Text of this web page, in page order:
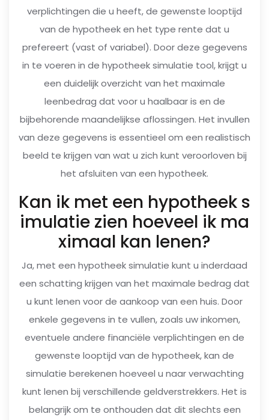
verplichtingen die u heeft, de gewenste looptijd
van de hypotheek en het type rente dat u
prefereert (vast of variabel). Door deze gegevens
in te voeren in de hypotheek simulatie tool, krijgt u
een duidelijk overzicht van het maximale
leenbedrag dat voor u haalbaar is en de
bijbehorende maandelijkse aflossingen. Het invullen
van deze gegevens is essentieel om een realistisch
beeld te krijgen van wat u zich kunt veroorloven bij
het afsluiten van een hypotheek.
Kan ik met een hypotheek s
imulatie zien hoeveel ik ma
ximaal kan lenen?
Ja, met een hypotheek simulatie kunt u inderdaad
een schatting krijgen van het maximale bedrag dat
u kunt lenen voor de aankoop van een huis. Door
enkele gegevens in te vullen, zoals uw inkomen,
eventuele andere financiële verplichtingen en de
gewenste looptijd van de hypotheek, kan de
simulatie berekenen hoeveel u naar verwachting
kunt lenen bij verschillende geldverstrekkers. Het is
belangrijk om te onthouden dat dit slechts een